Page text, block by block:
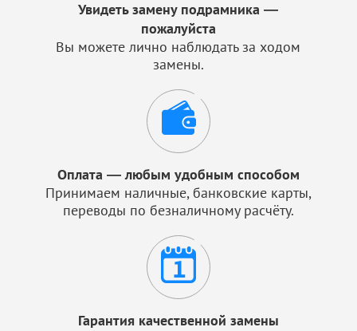
Увидеть замену подрамника —
пожалуйста
Вы можете лично наблюдать за ходом
замены.
Оплата — любым удобным способом
Принимаем наличные, банковские карты,
переводы по безналичному расчёту.
Гарантия качественной замены